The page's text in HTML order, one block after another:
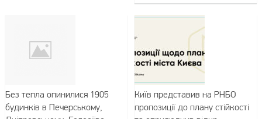
Без тепла опинилися 1905
будинків в Печерському,
Київ представив на РНБО
пропозиції до плану стійкості